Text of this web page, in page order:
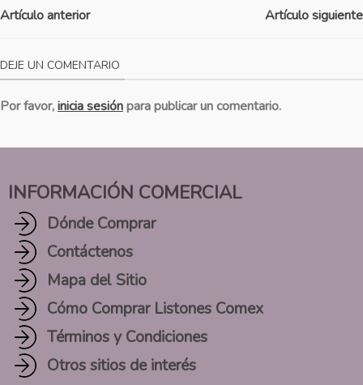
Artículo anterior Artículo siguiente
DEJE UN COMENTARIO
Por favor,inicia sesiónpara publicar un comentario.
INFORMACIÓN COMERCIAL
Dónde Comprar
Contáctenos
Mapa del Sitio
Cómo Comprar Listones Comex
Términos y Condiciones
Otros sitios de interés